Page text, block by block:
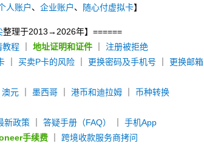
人账户、企业账户、 随心付虚拟卡】
整理于2013→2026年】======
教程 ｜地址证明和证件
注册被拒绝
买卖P卡的风险 更换密码及手机号 更换邮箱
澳元 ｜墨西哥 ｜港币和迪拉姆 币种转换
新政策 ｜答疑手册（FAQ） ｜手机App
手续费
跨境收款服务商拷问